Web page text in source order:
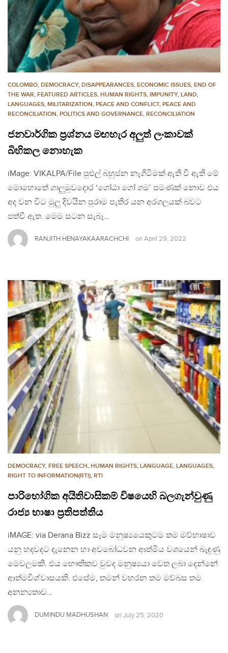
COLOMBO, DEMOCRACY, DISAPPEARANCES, ECONOMIC ISSUES, END OF
THE WAR, FEATURED ARTICLES, HUMAN RIGHTS, IMPUNITY, LAND,
LANGUAGES, MILITARIZATION, PEACE AND CONFLICT, PEACE AND
RECONCILIATION, POLITICS AND GOVERNANCE, RECONCILIATION
ජනවාර්ගික ප්‍රශ්නය මඟහැර අලුත් ලංකාවක්
බිහිකල නොහැක
iMage: VIKALPA/File පුළුල් බහුජන නැගිටීමක් ඇති වී ඇති මේ
මොහොතේ ගාලුමුවදොර ‘ගෝඨා ගෝ ගම’ පමණක් නොව එය
අද වන විට මුලු දිවයින පුරාම පැතිර යන අරගලයක් බවට
පත්වී ඇත. මෙම සටන සැබෑ…
RANJITH HENAYAKAARACHCHI on April 29, 2022
DEMOCRACY, FREE SPEECH, HUMAN RIGHTS, LANGUAGE, LANGUAGES,
RIGHT TO INFORMATION(RTI), RTI
පාරිභෝගික අයිතිවාසිකම් විෂයෙහි බලගැන්වුණු
රාජ්‍ය භාෂා ප‍්‍රතිපත්තිය
iMAGE: via Derana Bizz සෑම මනුෂ්‍යයෙකුටම තම මව්භාෂාව
යනු හදවදට දැනෙන හා අවබෝධවන ආත්මීය වශයෙන් බැඳුණු
මෙවලමකි. එය භෞතිකව වුවද මනුෂ්‍යයා වෙත ලබා දෙන්නේ
ආත්මවිශ්වාසයකි. එසේම, තමන් වහරන තම මව්බස තම
අනන්‍යතාව…
DUMINDU MADHUSHAN on July 25, 2020